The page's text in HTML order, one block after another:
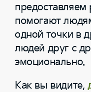
помогают
одной точки в
людей друг с
эмоционально.
Как вы видите,